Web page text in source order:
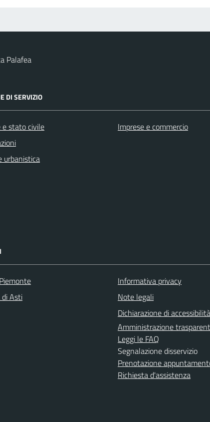
Palafea
DI SERVIZIO
e stato civile
urbanistica
Imprese e commercio
di Asti
Informativa privacy
Note legali
Dichiarazione di accessibilità
Amministrazione
Leggi le FAQ
Segnalazione disservizio
Prenotazione
Richiesta d'assistenza